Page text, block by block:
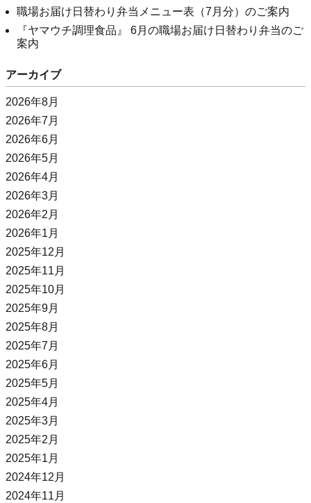
職場お届け日替わり弁当メニュー表（7月分）のご案内
『ヤマウチ調理食品』 6月の職場お届け日替わり弁当のご
案内
アーカイブ
2026年8月
2026年7月
2026年6月
2026年5月
2026年4月
2026年3月
2026年2月
2026年1月
2025年12月
2025年11月
2025年10月
2025年9月
2025年8月
2025年7月
2025年6月
2025年5月
2025年4月
2025年3月
2025年2月
2025年1月
2024年12月
2024年11月